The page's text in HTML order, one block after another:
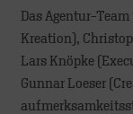
Das Agentur-
Kreation),
Lars Knöpke
Gunnar Loeser